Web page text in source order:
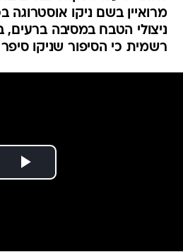
ניצולי הטבח במסיבה ברעים,
רשמית כי הסיפור שניקו סיפר